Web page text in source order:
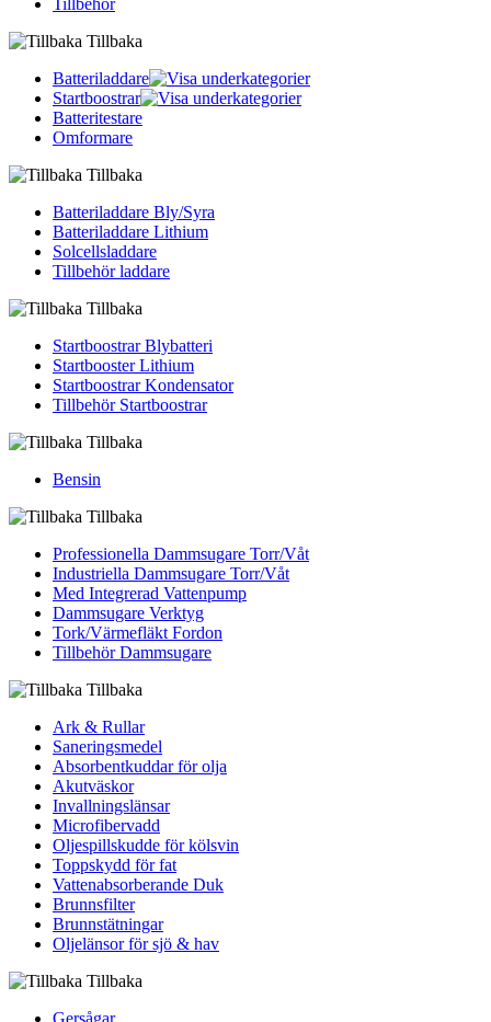
Tillbaka
Batteriladdare
Startboostrar
Batteritestare
Omformare
Tillbaka
Batteriladdare Bly/Syra
Batteriladdare Lithium
Solcellsladdare
Tillbehör laddare
Tillbaka
Startboostrar Blybatteri
Startbooster Lithium
Startboostrar Kondensator
Tillbehör Startboostrar
Tillbaka
Bensin
Tillbaka
Professionella Dammsugare Torr/Våt
Industriella Dammsugare Torr/Våt
Med Integrerad Vattenpump
Dammsugare Verktyg
Tork/Värmefläkt Fordon
Tillbehör Dammsugare
Tillbaka
Ark & Rullar
Saneringsmedel
Absorbentkuddar för olja
Akutväskor
Invallningslänsar
Microfibervadd
Oljespillskudde för kölsvin
Toppskydd för fat
Vattenabsorberande Duk
Brunnsfilter
Brunnstätningar
Oljelänsor för sjö & hav
Tillbaka
Gersågar